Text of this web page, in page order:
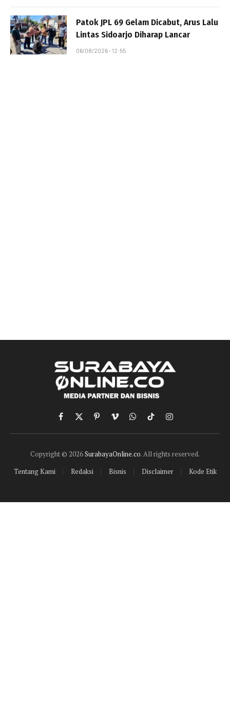
Patok JPL 69 Gelam Dicabut, Arus Lalu
Lintas Sidoarjo Diharap Lancar
06/08/2026 - 12:55
Facebook
X
(Twitter)
PinterestVimeoWhatsApp
TikTokInstagram
Copyright © 2026SurabayaOnline.co. All rights reserved.
Tentang Kami
Redaksi Bisnis Disclaimer Kode Etik